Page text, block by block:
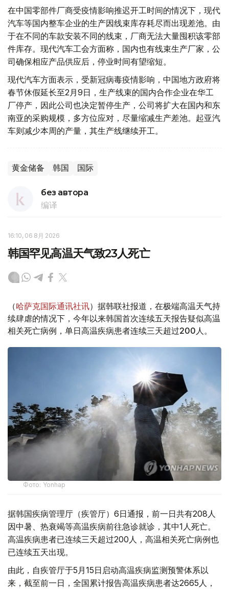
在中国零部件厂商受疫情影响推迟开工时间的情况下，现代
汽车等国内整车企业的生产因线束库存耗尽而出现差池。由
于在不同的车款安装不同的线束，厂商无法大量囤积该零部
件库存。现代汽车工会方面称，国内也有线束生产厂家，公
司确保相应产品供应后，停业时间有望缩短。
现代汽车方面表示，受新冠病毒疫情影响，中国地方政府将
春节休假延长至2月9日，生产线束的国内合作企业在华工
厂停产，因此公司也决定暂停生产，公司将扩大在国内和东
南亚的采购规模，多方位应对，尽量缩减生产差池。起亚汽
车则减少本周的产量，其生产线继续开工。
黄金储备 韩国 国际
без автора
编译
16:10, 06 8月 2026
韩国罕见高温天气致23人死亡
（哈萨克国际通讯社讯）据韩联社报道，在极端高温天气持
续肆虐的情况下，今年以来韩国首次连续五天报告疑似高温
相关死亡病例，单日高温疾病患者连续三天超过200人。
Фото: Yonhap
据韩国疾病管理厅（疾管厅）6日通报，前一日共有208人
因中暑、热衰竭等高温疾病前往急诊就诊，其中1人死亡。
高温疾病患者已连续三天超过200人，高温相关死亡病例也
已连续五天出现。
由此，自疾管厅于5月15日启动高温疾病监测预警体系以
来，截至前一日，全国累计报告高温疾病患者达2665人，